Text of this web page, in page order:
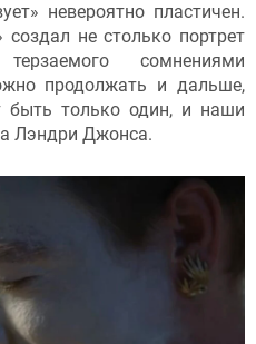
невероятно пластичен.
не столько портрет
сомнениями
продолжать и дальше,
быть только один, и наши
Лэндри Джонса.